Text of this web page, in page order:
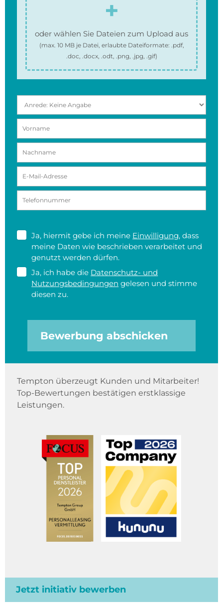
oder wählen Sie Dateien zum Upload aus
(max. 10 MBje Datei, erlaubte Dateiformate: .pdf,
.doc, .docx, .odt, .png, .jpg, .gif)
Ja, hiermit gebe ich meine Einwilligung, dass
meine Daten wie beschrieben verarbeitet und
genutzt werden dürfen.
Ja, ich habe die Datenschutz- und
Nutzungsbedingungen gelesen und stimme
diesen zu.
Bewerbung abschicken
Tempton überzeugt Kunden und Mitarbeiter!
Top-Bewertungen bestätigen erstklassige
Leistungen.
Jetzt initiativ bewerben